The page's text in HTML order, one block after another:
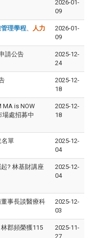
2026-01-
09
理學程
人力
2026-01-
09
請公告
2025-12-
24
2025-12-
18
MA is NOW
場處招募中
2025-12-
18
名單
2025-12-
04
? 林基財講座
2025-12-
04
事長談醫療科
2025-12-
03
郡頻榮獲115
2025-11-
27